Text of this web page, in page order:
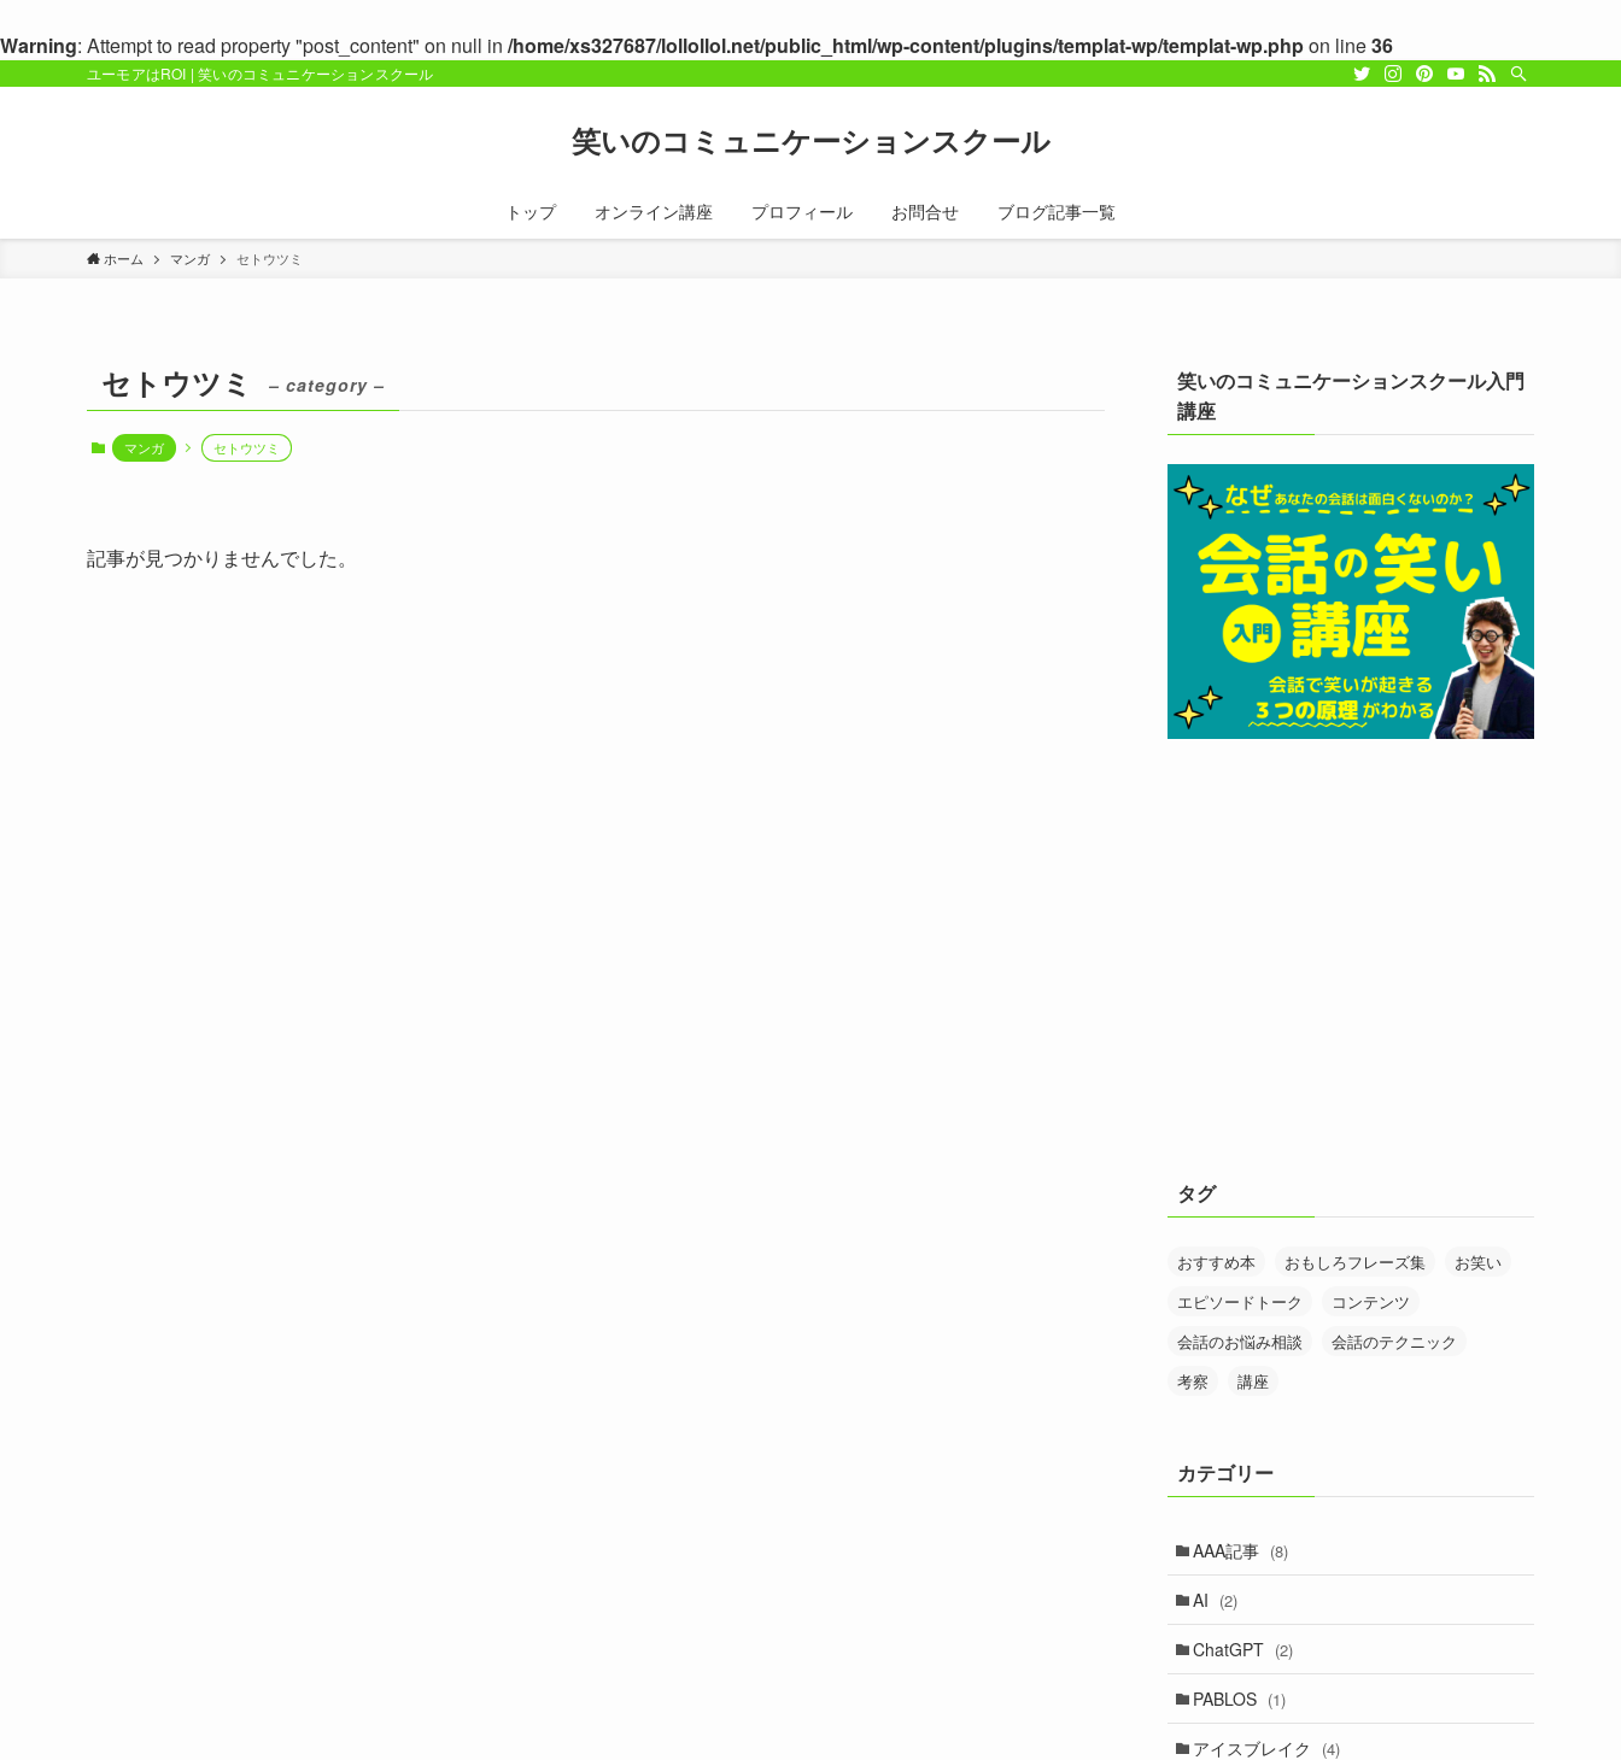
Warning: Attempt to read property "post_content" on null in /home/xs327687/lollollol.net/public_html/wp-content/plugins/templat-wp/templat-wp.phpon line36
ユーモアはROI | 笑いのコミュニケーションスクール
笑いのコミュニケーションスクール
トップ オンライン講座 プロフィール お問合せ ブログ記事一覧
ホーム マンガ セトウツミ
セトウツミ – category –
マンガ セトウツミ
記事が見つかりませんでした。
笑いのコミュニケーションスクール入門
講座
タグ
おすすめ本 おもしろフレーズ集
お笑い
エピソードトーク
コンテンツ
会話のお悩み相談
会話のテクニック
考察
講座
カテゴリー
AAA記事 (8)
AI (2)
ChatGPT (2)
PABLOS (1)
アイスブレイク (4)